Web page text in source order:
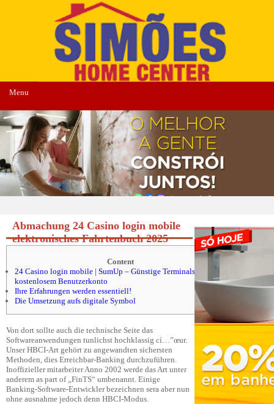
Menu
Abmachung 24 Casino login mobile
elektronisches Fahrtenbuch 2025
Content
24 Casino login mobile | SumUp – Günstige Terminals über
kostenlosem Benutzerkonto
Ihre Erfahrungen werden essentiell!
Die Umsetzung aufs digitale Symbol
Von dort sollte auch die technische Seite das
Softwareanwendungen tunlichst hochklassig cí…”œur.
Unser HBCI-Art gehört zu angewandten sichersten
Methoden, dies Erreichbar-Banking durchzuführen.
Inoffizieller mitarbeiter Anno 2002 werde das Art unter
anderem as part of „FinTS“ umbenannt. Einige
Banking-Software-Entwickler bezeichnen sera aber nun
ohne ausnahme jedoch denn HBCI-Modus.